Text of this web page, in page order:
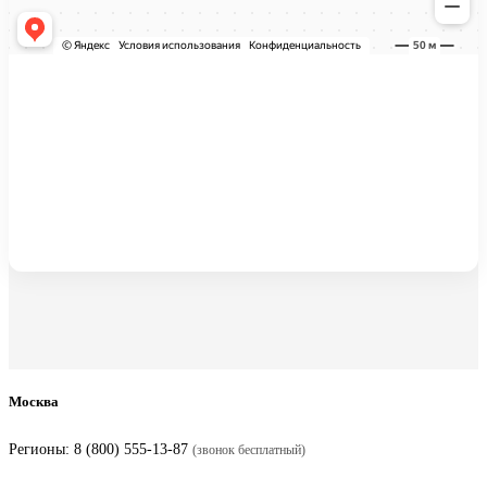
Москва
Регионы: 8 (800) 555-13-87 (звонок бесплатный)